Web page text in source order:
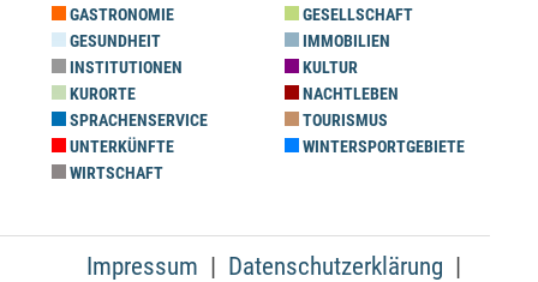
GASTRONOMIE
GESELLSCHAFT
GESUNDHEIT
IMMOBILIEN
INSTITUTIONEN
KULTUR
KURORTE
NACHTLEBEN
SPRACHENSERVICE
TOURISMUS
UNTERKÜNFTE
WINTERSPORTGEBIETE
WIRTSCHAFT
Impressum
Datenschutzerklärung